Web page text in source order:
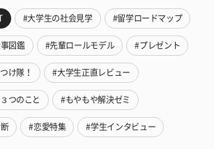
#大学生の社会見学 #留学ロードマップ
図鑑 #先輩ロールモデル #プレゼント
け隊！ #大学生正直レビュー
つのこと #もやもや解決ゼミ
#恋愛特集 #学生インタビュー